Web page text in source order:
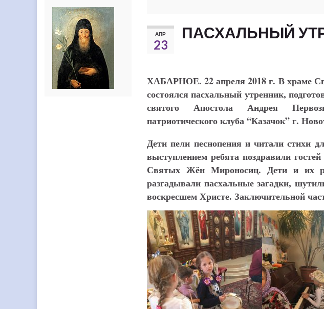
АПР
23
ПАСХАЛЬНЫЙ
ХАБАРНОЕ. 22 апреля 2018 г. В храме
состоялся пасхальный утренник,
святого Апостола Андрея
патриотического клуба “Казачок” г.
Дети пели песнопения и читали стихи
выступлением ребята поздравили
Святых Жён Мироносиц. Дети и их
разгадывали пасхальные загадки,
воскресшем Христе. Заключительной